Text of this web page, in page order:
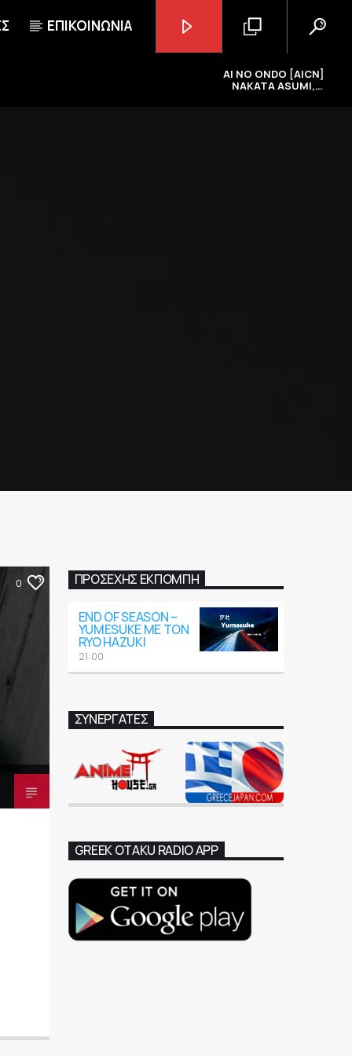
ΕΠΙΚΟΙΝΩΝΙΑ
AI NO ONDO [AICN]
NAKATA ASUMI,
0 ΠΡΟΣΕΧΉΣ ΕΚΠΟΜΠΉ
END OF SEASON –
YUMESUKE ΜΕ ΤΟΝ
RYO HAZUKI
21:00
ΣΥΝΕΡΓΑΤΕΣ
GREEK OTAKU RADIO APP